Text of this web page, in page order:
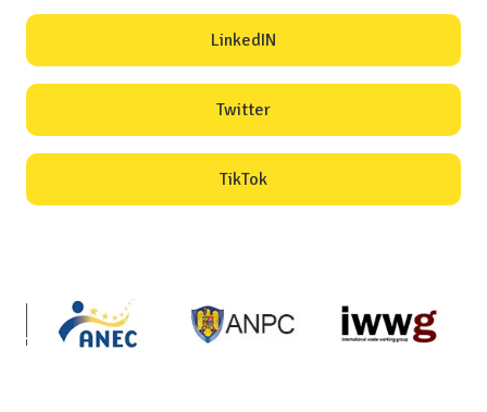
LinkedIN
Twitter
TikTok